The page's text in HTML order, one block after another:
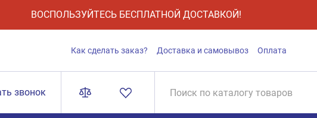
ВОСПОЛЬЗУЙТЕСЬ БЕСПЛАТНОЙ ДОСТАВКОЙ!
Как сделать заказ? Доставка и самовывоз Оплата
звонок